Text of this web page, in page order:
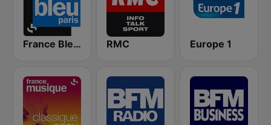
France Bleu Ile-de-France RMC Europe 1